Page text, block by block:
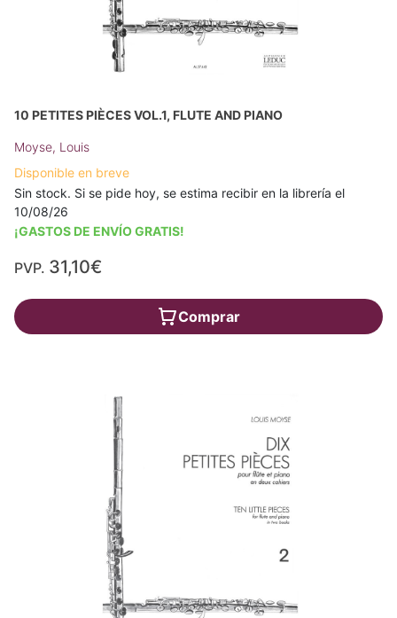
10 PETITES PIÈCES VOL.1, FLUTE AND PIANO
Moyse, Louis
Disponible en breve
Sin stock. Si se pide hoy, se estima recibir en la librería el
10/08/26
¡GASTOS DE ENVÍO GRATIS!
PVP. 31,10€
Comprar